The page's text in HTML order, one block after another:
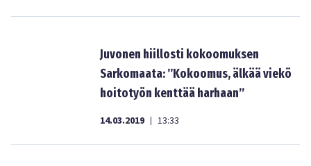
Juvonen hiillosti kokoomuksen
Sarkomaata: ”Kokoomus, älkää viekö
hoitotyön kenttää harhaan”
14.03.2019 | 13:33